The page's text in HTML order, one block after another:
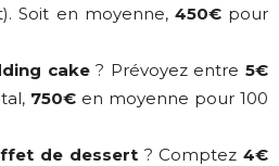
Soit en moyenne, 450€pour
cake? Prévoyez entre 5€
750€ en moyenne pour 100
de dessert? Comptez 4€